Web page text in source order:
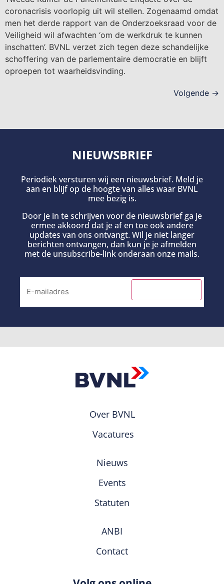
coronacrisis voorlopig uit wil stellen. Zogenaamd omdat
men het derde rapport van de Onderzoeksraad voor de
Veiligheid wil afwachten ‘om de werkdruk te kunnen
inschatten’. BVNL verzet zich tegen deze schandelijke
schoffering van de parlementaire democratie en blijft
oproepen tot waarheidsvinding.
Volgende →
NIEUWSBRIEF
Periodiek versturen wij een nieuwsbrief. Meld je
aan en blijf op de hoogte van alles waar BVNL
mee bezig is.
Door je in te schrijven voor de nieuwsbrief ga je
ermee akkoord dat je af en toe ook andere
updates van ons ontvangt. Wil je niet langer
berichten ontvangen, dan kun je je afmelden
met de unsubscribe-link onderaan onze mails.
Over BVNL
Vacatures
Nieuws
Events
Statuten
ANBI
Contact